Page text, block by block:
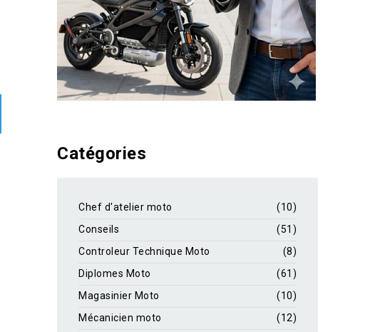
Catégories
Chef d'atelier moto
(10)
Conseils
(51)
Controleur Technique Moto
(8)
Diplomes Moto
(61)
Magasinier Moto
(10)
Mécanicien moto
(12)